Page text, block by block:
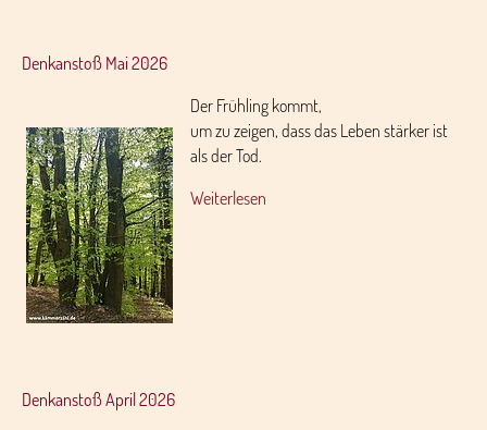
Denkanstoß Mai 2026
Der Frühling kommt,
um zu zeigen, dass das Leben stärker ist
als der Tod.
Weiterlesen
Denkanstoß April 2026